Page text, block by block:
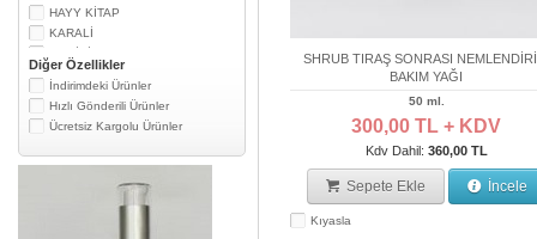
HAYY KİTAP
KARALİ
NURTURE MY BODY
SANTE
SAPİENTİE
SAZLICA
SHRUB
Diğer Özellikler
İndirimdeki Ürünler
Hızlı Gönderili Ürünler
Ücretsiz Kargolu Ürünler
SHRUB TIRAŞ SONRASI
BAKIM YAĞI
50 ml.
300,00 TL + KDV
Kdv Dahil: 360,00 TL
Sepete Ekle İncele
Kıyasla